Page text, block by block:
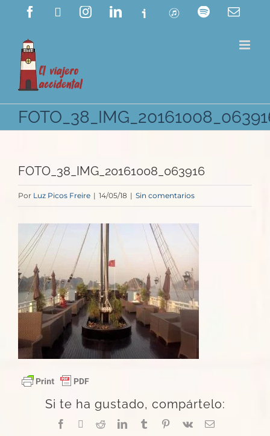
contenido
Facebook InstagramLinkedIn
Ivoox ITunes Spotify
FOTO_38_IMG_20161008_063916
Por Luz Picos Freire | 14/05/18 | Sin comentarios
Si te ha gustado, compártelo:
Facebook RedditLinkedInTumblrPinterest
Vk
Correo